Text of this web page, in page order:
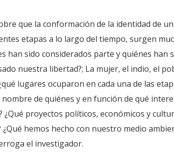
que la conformación de la identidad de
etapas a lo largo del tiempo, surgen
han sido considerados parte y quiénes han
nuestra libertad?; La mujer, el indio, el
lugares ocuparon en cada una de las
de quiénes y en función de qué
proyectos políticos, económicos y
¿Qué hemos hecho con nuestro medio
el investigador.